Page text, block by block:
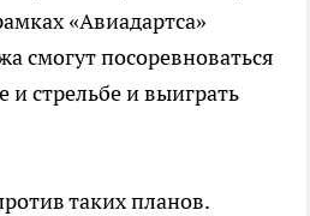
«Авиадартса»
смогут посоревноваться
и стрельбе и выиграть
таких планов.